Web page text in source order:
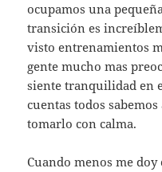
ocupamos una
transición es
visto entrenamientos
gente mucho mas
siente tranquilidad en
cuentas todos
tomarlo con calma.
Cuando menos me